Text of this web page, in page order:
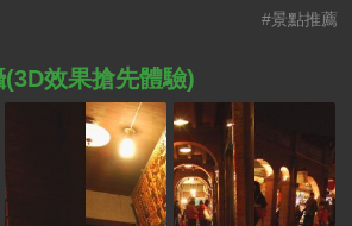
#景點推薦
效果搶先體驗)